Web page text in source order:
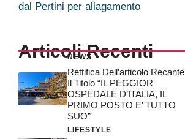
dal Pertini per allagamento
Articoli Recenti
NEWS
Rettifica Dell’articolo Recante
Il Titolo “IL PEGGIOR
OSPEDALE D’ITALIA, IL
PRIMO POSTO E’ TUTTO
SUO”
LIFESTYLE